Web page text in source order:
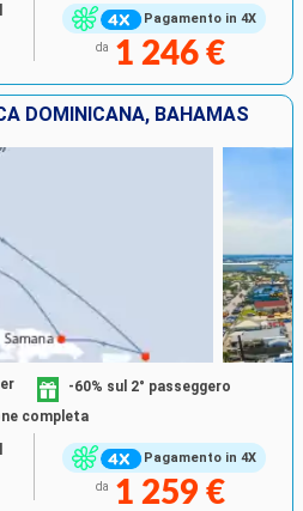
Pagamento in 4X
da 1 246 €
DOMINICANA, BAHAMAS
Pagamento in 4X
-60% sul 2° passeggero
completa
da 1 259 €